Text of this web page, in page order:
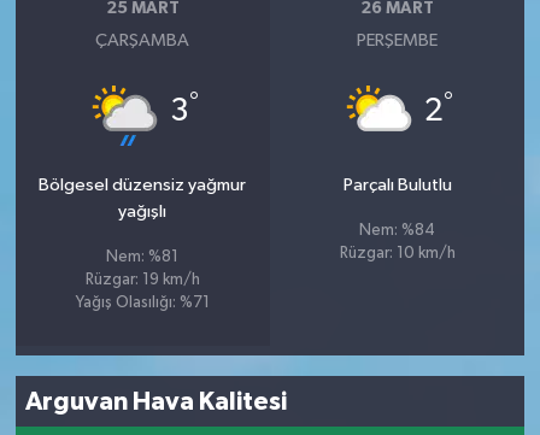
25 MART
ÇARŞAMBA
3°
Bölgesel düzensiz yağmur
yağışlı
Nem: %81
Rüzgar: 19 km/h
Yağış Olasılığı: %71
26 MART
PERŞEMBE
2°
Parçalı Bulutlu
Nem: %84
Rüzgar: 10 km/h
Arguvan Hava Kalitesi